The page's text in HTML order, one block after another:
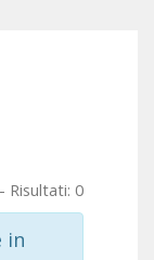
Risultati: 0
in